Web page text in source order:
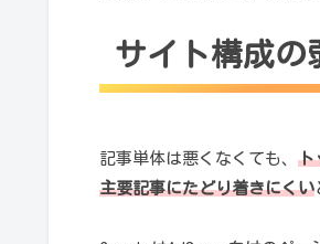
サイト構成の
記事単体は悪くなくても、 ト
主要記事にたどり着きにくい